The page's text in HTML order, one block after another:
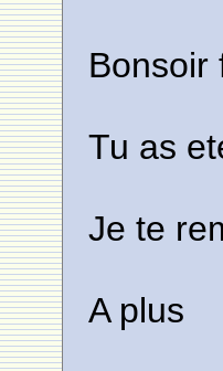
Bonsoir
Tu as
Je te
A plus